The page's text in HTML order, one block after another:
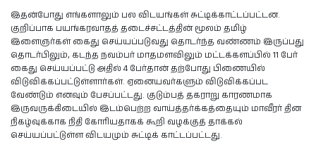
இதன்போது எங்களாலும் பல விடயங்கள் சுட்டிக்காட்டப்பட்டன.
குறிப்பாக பயங்கரவாதத் தடைச்சட்டத்தின் மூலம் தமிழ்
இளைஞர்கள் கைது செய்யப்படுவது தொடர்ந்த வண்ணம் இருப்பது
தொடர்பிலும், கடந்த நவம்பர் மாதமளவிலும் மட்டக்களப்பில் 11 பேர்
கைது செய்யப்பட்டு அதில் 4 பேர்தான் தற்போது பிணையில்
விடுவிக்கப்பட்டுள்ளார்கள். ஏனையவர்களும் விடுவிக்கப்பட
வேண்டும் எனவும் பேசப்பட்டது. குடும்பத் தகராறு காரணமாக
இருவருக்கிடையில் இடம்பெற்ற வாய்த்தர்க்கத்தையும் மாவீரர் தின
நிகழ்வுக்காக நிதி கோரியதாகக் கூறி வழக்குத் தாக்கல்
செய்யப்பட்டுள்ள விடயமும் சுட்டிக் காட்டப்பட்டது.